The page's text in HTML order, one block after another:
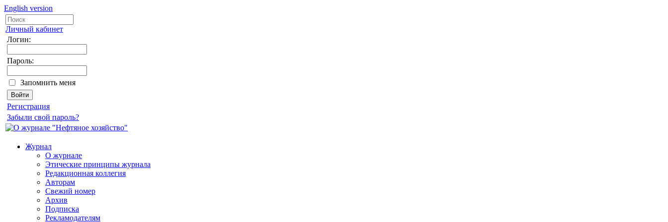
English version
Личный кабинет
Логин:
Пароль:
Запомнить меня
Регистрация
Забыли свой пароль?
Журнал
О журнале
Этические принципы журнала
Редакционная коллегия
Авторам
Свежий номер
Архив
Подписка
Рекламодателям